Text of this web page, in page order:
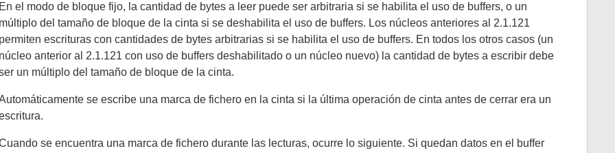
En el modo de bloque fijo, la cantidad de bytes a leer puede ser arbitraria si se habilita el uso de buffers, o un
múltiplo del tamaño de bloque de la cinta si se deshabilita el uso de buffers. Los núcleos anteriores al 2.1.121
permiten escrituras con cantidades de bytes arbitrarias si se habilita el uso de buffers. En todos los otros casos (un
núcleo anterior al 2.1.121 con uso de buffers deshabilitado o un núcleo nuevo) la cantidad de bytes a escribir debe
un múltiplo del tamaño de bloque de la cinta.
se escribe una marca de fichero en la cinta si la última operación de cinta antes de cerrar era un
se encuentra una marca de fichero durante las lecturas, ocurre lo siguiente. Si quedan datos en el buffer